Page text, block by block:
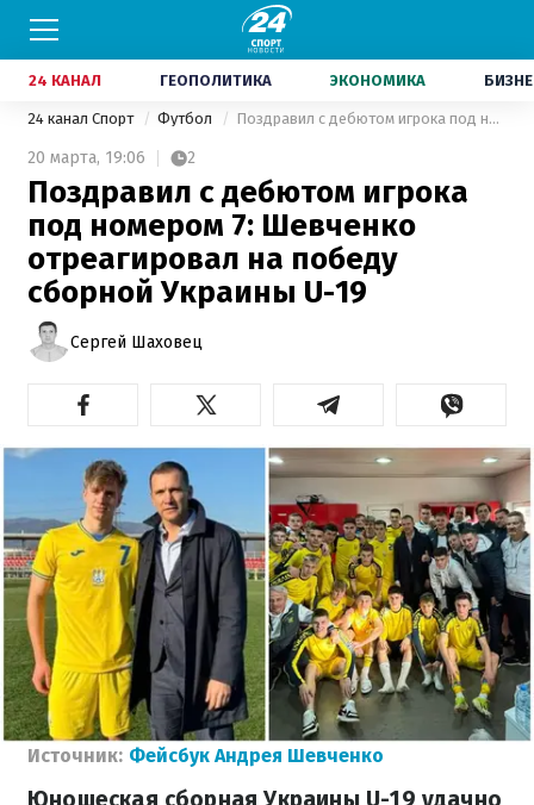
24 КАНАЛ ГЕОПОЛИТИКА ЭКОНОМИКА
24 канал Спорт Футбол Поздравил с дебютом игрока под номером 7: Шевченко отреагировал на победу сборной Украины U-19
20 марта, 19:06 2
Поздравил с дебютом игрока
под номером 7: Шевченко
отреагировал на победу
сборной Украины U-19
Сергей Шаховец
Источник: Фейсбук Андрея Шевченко